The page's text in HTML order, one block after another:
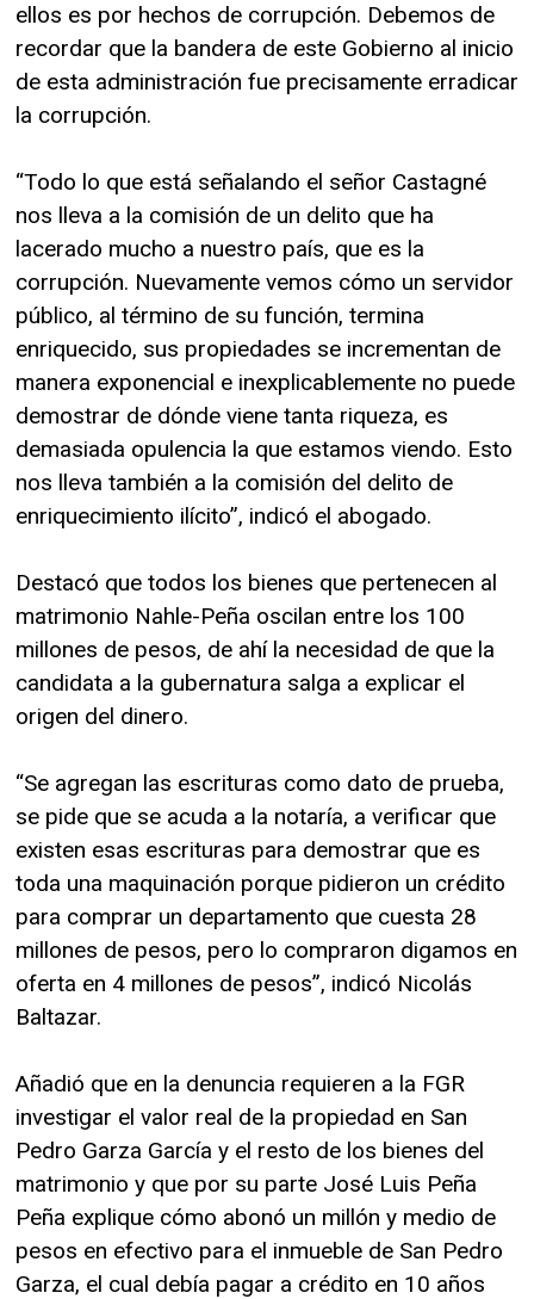
ellos es por hechos de corrupción. Debemos de
recordar que la bandera de este Gobierno al inicio
de esta administración fue precisamente erradicar
la corrupción.
“Todo lo que está señalando el señor Castagné
nos lleva a la comisión de un delito que ha
lacerado mucho a nuestro país, que es la
corrupción. Nuevamente vemos cómo un servidor
público, al término de su función, termina
enriquecido, sus propiedades se incrementan de
manera exponencial e inexplicablemente no puede
demostrar de dónde viene tanta riqueza, es
demasiada opulencia la que estamos viendo. Esto
nos lleva también a la comisión del delito de
enriquecimiento ilícito”, indicó el abogado.
Destacó que todos los bienes que pertenecen al
matrimonio Nahle-Peña oscilan entre los 100
millones de pesos, de ahí la necesidad de que la
candidata a la gubernatura salga a explicar el
origen del dinero.
“Se agregan las escrituras como dato de prueba,
se pide que se acuda a la notaría, a verificar que
existen esas escrituras para demostrar que es
toda una maquinación porque pidieron un crédito
para comprar un departamento que cuesta 28
millones de pesos, pero lo compraron digamos en
oferta en 4 millones de pesos”, indicó Nicolás
Baltazar.
Añadió que en la denuncia requieren a la FGR
investigar el valor real de la propiedad en San
Pedro Garza García y el resto de los bienes del
matrimonio y que por su parte José Luis Peña
Peña explique cómo abonó un millón y medio de
pesos en efectivo para el inmueble de San Pedro
Garza, el cual debía pagar a crédito en 10 años